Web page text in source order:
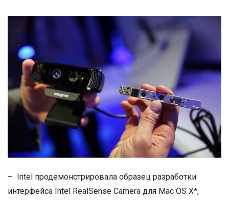
– Intel продемонстрировала образец разработки
интерфейса Intel RealSense Camera для Mac OS X*,